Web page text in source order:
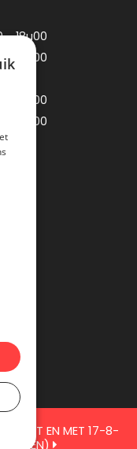
TOT EN MET 17-8-
OPEN)
- 18u00
- 18u00
- 18u00
- 18u00
KMOSites